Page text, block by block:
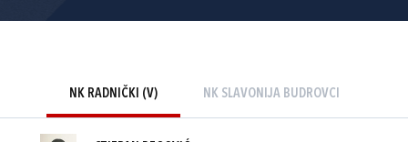
NK RADNIČKI (V) NK SLAVONIJA BUDROVCI